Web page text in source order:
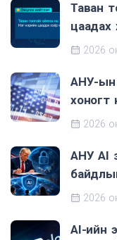
Таван
цаадах
2026
АНУ-ын
хоногт
2026
АНУ AI
2026
AI-ийн